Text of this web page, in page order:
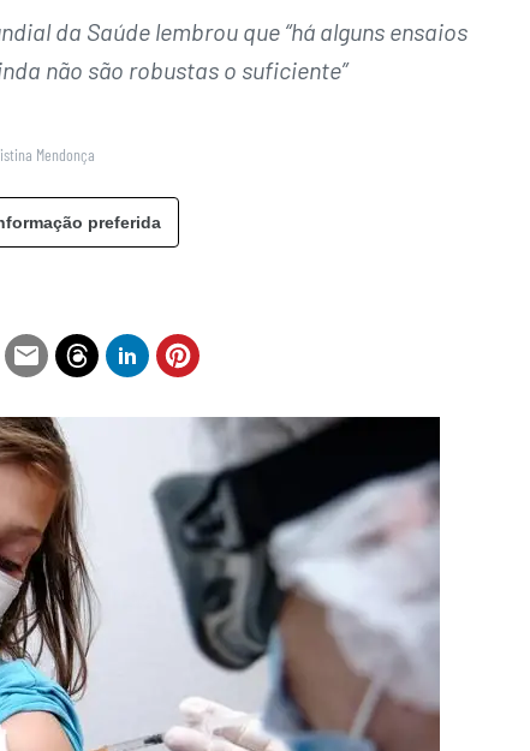
da Saúde lembrou que “há alguns ensaios
não são robustas o suficiente”
Mendonça
preferida